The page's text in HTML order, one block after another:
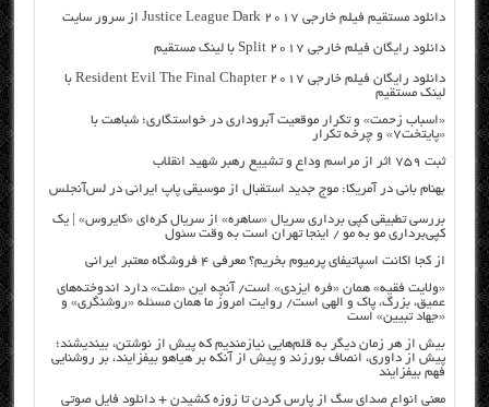
دانلود مستقیم فیلم خارجی Justice League Dark 2017 از سرور سایت
دانلود رایگان فیلم خارجی Split 2017 با لینک مستقیم
دانلود رایگان فیلم خارجی Resident Evil The Final Chapter 2017 با
لینک مستقیم
«اسباب زحمت» و تکرار موقعیت آبروداری در خواستگاری؛ شباهت با
«پایتخت۷» و چرخه تکرار
ثبت ۷۵۹ اثر از مراسم وداع و تشییع رهبر شهید انقلاب
بهنام بانی در آمریکا: موج جدید استقبال از موسیقی پاپ ایرانی در لس‌آنجلس
بررسی تطبیقی کپی برداری سریال «ساهره» از سریال کره‌ای «کایروس» | یک
کپی‌برداری مو به مو / اینجا تهران است به وقت سئول
از کجا اکانت اسپاتیفای پرمیوم بخریم؟ معرفی ۴ فروشگاه معتبر ایرانی
«ولایت فقیه» همان «فره ایزدی» است/ آنچه این «ملت» دارد اندوخته‌های
عمیق، بزرگ، پاک و الهی است/ روایت امروز ما همان مسئله «روشنگری» و
«جهاد تبیین» است
بیش از هر زمان دیگر به قلم‌هایی نیازمندیم که پیش از نوشتن، بیندیشند؛
پیش از داوری، انصاف بورزند و پیش از آنکه بر هیاهو بیفزایند، بر روشنایی
فهم بیفزایند
معنی انواع صدای سگ از پارس کردن تا زوزه کشیدن + دانلود فایل صوتی